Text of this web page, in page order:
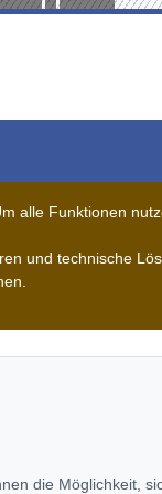
alle Funktionen
und technische
die Möglichkeit,